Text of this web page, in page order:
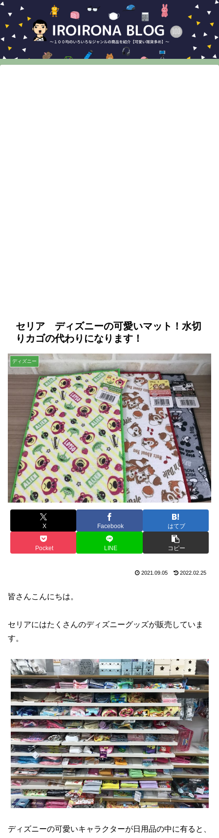
セリア ディズニーの可愛いマット！水切
りカゴの代わりになります！
ディズニー
X Facebook はてブ
Pocket LINE コピー
2021.09.05 2022.02.25
皆さんこんにちは。
セリアにはたくさんのディズニーグッズが販売していま
す。
ディズニーの可愛いキャラクターが日用品の中に有ると、